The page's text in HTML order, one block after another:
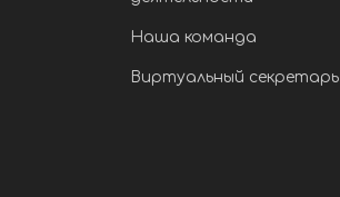
Наша команда
Виртуальный секретарь